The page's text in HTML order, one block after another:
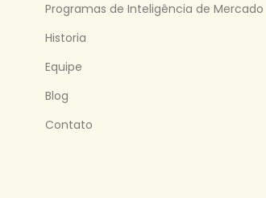
Programas de Inteligência de Mercado
Historia
Equipe
Blog
Contato